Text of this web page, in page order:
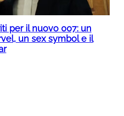
per il nuovo 007: un
un sex symbol e il